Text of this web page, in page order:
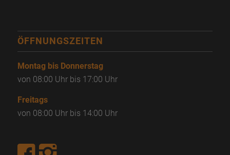
ÖFFNUNGSZEITEN
Montag bis Donnerstag
von 08:00 Uhr bis 17:00 Uhr
Freitags
von 08:00 Uhr bis 14:00 Uhr